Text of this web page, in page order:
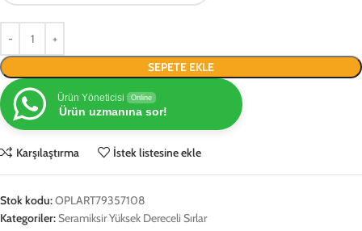
SEPETE EKLE
Ürün Yöneticisi Online
Ürün uzmanına sor!
Karşılaştırma İstek listesine ekle
Stok kodu:OPLART79357108
Kategoriler:Seramiksir Yüksek Dereceli Sırlar